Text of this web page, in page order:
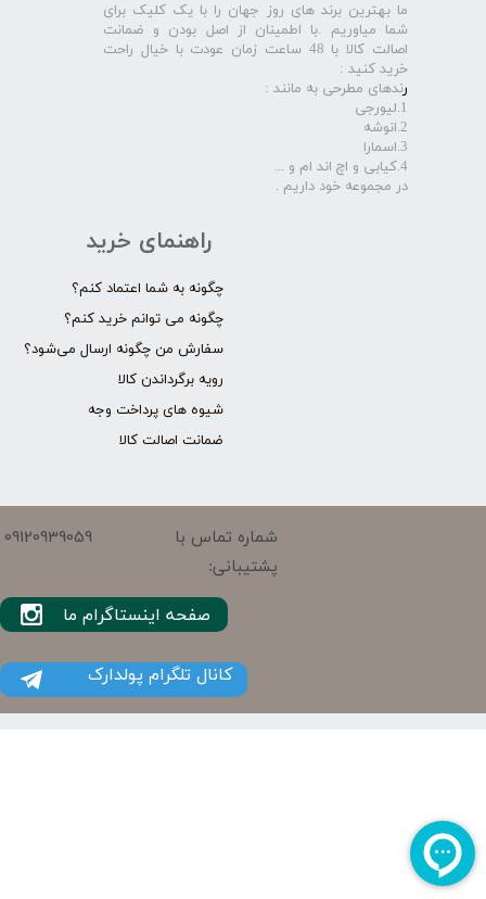
راهنمای خرید
چگونه به شما اعتماد کنم؟
چگونه می توانم خرید کنم؟
سفارش من چگونه ارسال می‌شود؟
رویه برگرداندن کالا
شیوه های پرداخت وجه
ضمانت اصالت کالا
ما بهترین برند های روز جهان را با یک کلیک برای
شما میاوریم .با اطمینان از اصل بودن و ضمانت
اصالت کالا با 48 ساعت زمان عودت با خیال راحت
خرید کنید :
رندهای مطرحی به مانند :
1.لیورجی
2.انوشه
3.اسمارا
4.کیابی و اچ اند ام و ...
در مجموعه خود داریم .​​​​​​​
شماره تماس با
پشتیبانی:
09120939059
کانال تلگرام پولدارک
صفحه اینستاگرام ما